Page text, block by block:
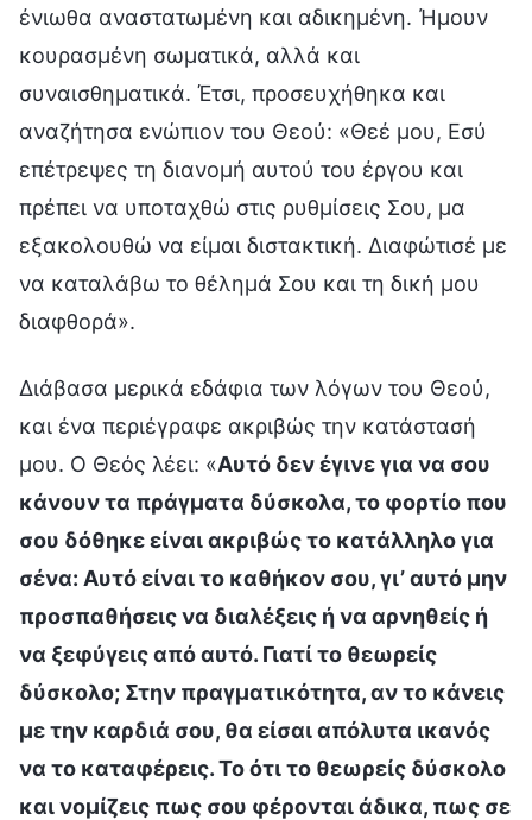
ένιωθα αναστατωμένη και αδικημένη. Ήμουν
κουρασμένη σωματικά, αλλά και
συναισθηματικά. Έτσι, προσευχήθηκα και
αναζήτησα ενώπιον του Θεού: «Θεέ μου, Εσύ
επέτρεψες τη διανομή αυτού του έργου και
πρέπει να υποταχθώ στις ρυθμίσεις Σου, μα
εξακολουθώ να είμαι διστακτική. Διαφώτισέ με
να καταλάβω το θέλημά Σου και τη δική μου
διαφθορά».
Διάβασα μερικά εδάφια των λόγων του Θεού,
και ένα περιέγραφε ακριβώς την κατάστασή
μου. Ο Θεός λέει: «Αυτό δεν έγινε για να σου
κάνουν τα πράγματα δύσκολα, το φορτίο που
σου δόθηκε είναι ακριβώς το κατάλληλο για
σένα: Αυτό είναι το καθήκον σου, γι’ αυτό μην
προσπαθήσεις να διαλέξεις ή να αρνηθείς ή
να ξεφύγεις από αυτό. Γιατί το θεωρείς
δύσκολο; Στην πραγματικότητα, αν το κάνεις
με την καρδιά σου, θα είσαι απόλυτα ικανός
να το καταφέρεις. Το ότι το θεωρείς δύσκολο
και νομίζεις πως σου φέρονται άδικα, πως σε